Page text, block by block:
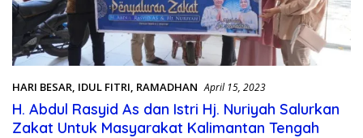
HARI BESAR, IDUL FITRI, RAMADHAN April 15, 2023
H. Abdul Rasyid As dan Istri Hj. Nuriyah Salurkan
Zakat Untuk Masyarakat Kalimantan Tengah